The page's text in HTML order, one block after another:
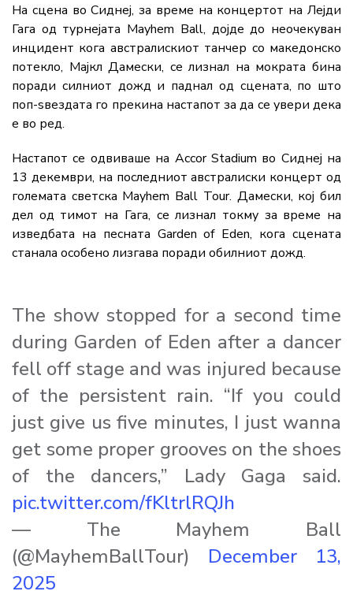
На сцена во Сиднеј, за време на концертот на Лејди
Гага од турнејата Mayhem Ball, дојде до неочекуван
инцидент кога австралискиот танчер со македонско
потекло, Мајкл Дамески, се лизнал на мократа бина
поради силниот дожд и паднал од сцената, по што
поп-ѕвездата го прекина настапот за да се увери дека
е во ред.
Настапот се одвиваше на Accor Stadium во Сиднеј на
13 декември, на последниот австралиски концерт од
големата светска Mayhem Ball Tour. Дамески, кој бил
дел од тимот на Гага, се лизнал токму за време на
изведбата на песната Garden of Eden, кога сцената
станала особено лизгава поради обилниот дожд.
The show stopped for a second time
during Garden of Eden after a dancer
fell off stage and was injured because
of the persistent rain. “If you could
just give us five minutes, I just wanna
get some proper grooves on the shoes
of the dancers,” Lady Gaga said.
pic.twitter.com/fKltrlRQJh
— The Mayhem Ball
(@MayhemBallTour) December 13,
2025